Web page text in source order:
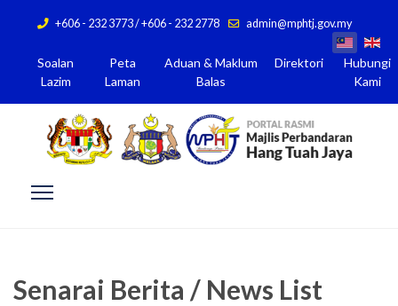
+606 - 232 3773 / +606 - 232 2778 admin@mphtj.gov.my
Soalan
Lazim
Peta
Laman
Aduan & Maklum
Balas
Direktori
Hubungi
Kami
Senarai Berita / News List